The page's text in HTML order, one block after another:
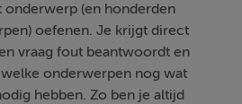
onderwerp (en honderden
oefenen. Je krijgt direct
vraag fout beantwoordt en
onderwerpen nog wat
hebben. Zo ben je altijd